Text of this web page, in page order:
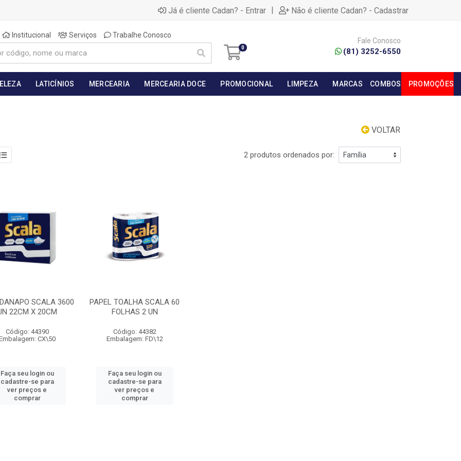
Já é cliente Cadan? - Entrar | Não é cliente Cadan? - Cadastrar
Institucional Serviços Trabalhe Conosco
0
Fale Conosco
(81) 3252-6550
LATICÍNIOS MERCEARIA MERCEARIA DOCE PROMOCIONAL LIMPEZA MARCAS COMBOS PROMOÇÕES
VOLTAR
2 produtos ordenados por:
SCALA 3600
22CM X 20CM
Código: 44390
CX\50
Faça seu login ou
cadastre-se para
ver preços e
comprar
PAPEL TOALHA SCALA 60
FOLHAS 2 UN
Código: 44382
Embalagem: FD\12
Faça seu login ou
cadastre-se para
ver preços e
comprar